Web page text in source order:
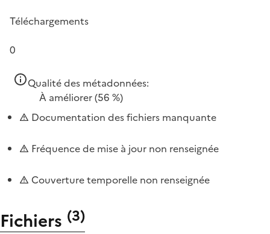
Téléchargements
0
Qualité des métadonnées:
À améliorer(56 %)
Documentation des fichiers manquante
Fréquence de mise à jour non renseignée
Couverture temporelle non renseignée
Fichiers (3)